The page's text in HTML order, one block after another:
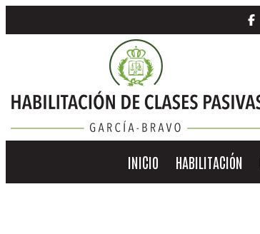
INICIO HABILITACIÓN